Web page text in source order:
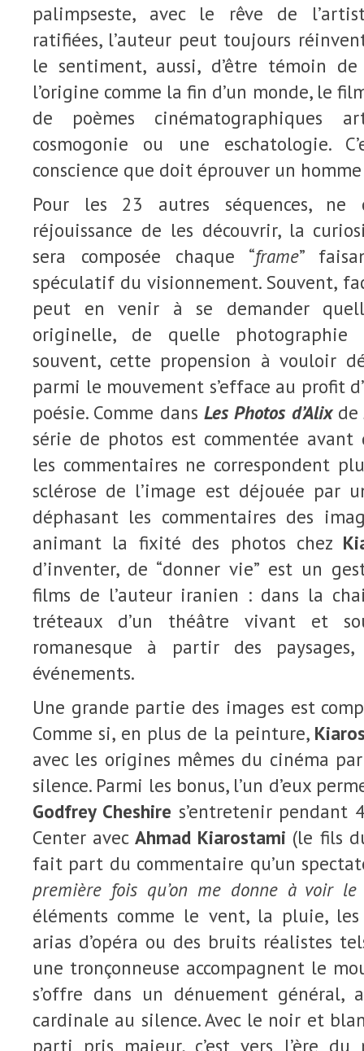
palimpseste, avec le rêve de
ratifiées, l’auteur peut toujours
le sentiment, aussi, d’être témoin
l’origine comme la fin d’un monde, le
de poèmes cinématographiques
cosmogonie ou une eschatologie.
conscience que doit éprouver un
Pour les 23 autres séquences,
réjouissance de les découvrir, la
sera composée chaque “frame”
spéculatif du visionnement. Souvent,
peut en venir à se demander
originelle, de quelle photographie
souvent, cette propension à vouloir
parmi le mouvement s’efface au profit
poésie. Comme dans Les Photos d’Alixde
série de photos est commentée avant
les commentaires ne correspondent
sclérose de l’image est déjouée par
déphasant les commentaires des
animant la fixité des photos chez
d’inventer, de “donner vie” est un
films de l’auteur iranien : dans la
tréteaux d’un théâtre vivant et
romanesque à partir des
événements.
Une grande partie des images est
Comme si, en plus de la peinture,
avec les origines mêmes du cinéma
silence. Parmi les bonus, l’un d’eux
Godfrey Cheshire s’entretenir pendant
Center avecAhmad Kiarostami (le fils
fait part du commentaire qu’un
première fois qu’on me donne à voir le
éléments comme le vent, la pluie,
arias d’opéra ou des bruits réalistes
une tronçonneuse accompagnent le
s’offre dans un dénuement général,
cardinale au silence. Avec le noir et
parti pris majeur, c’est vers l’ère